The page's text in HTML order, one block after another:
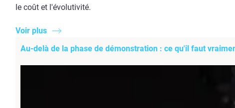
le coût et l'évolutivité.
Voir plus
Au-delà de la phase de démonstration : ce qu'il faut